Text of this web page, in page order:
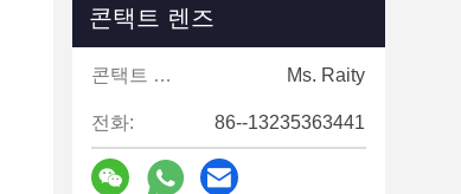
콘택트 렌즈
콘택트 렌즈: Ms. Raity
전화: 86--13235363441